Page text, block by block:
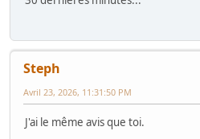
Steph
Avril 23, 2026, 11:31:50 PM
J'ai le même avis que toi.